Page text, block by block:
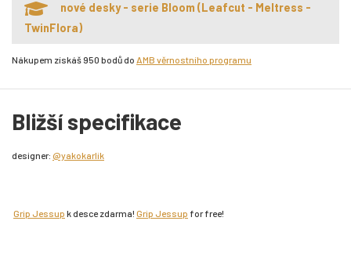
nové desky - serie Bloom (Leafcut - Meltress -
TwinFlora)
Nákupem získáš 950 bodů do AMB věrnostního programu
Bližší specifikace
designer: @yakokarlik
Grip Jessup k desce zdarma! Grip Jessup for free!